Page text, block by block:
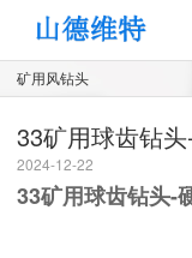
矿用风钻头
33矿用球齿钻
2024-12-22
33矿用球齿钻头-